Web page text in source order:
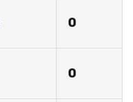
0
0